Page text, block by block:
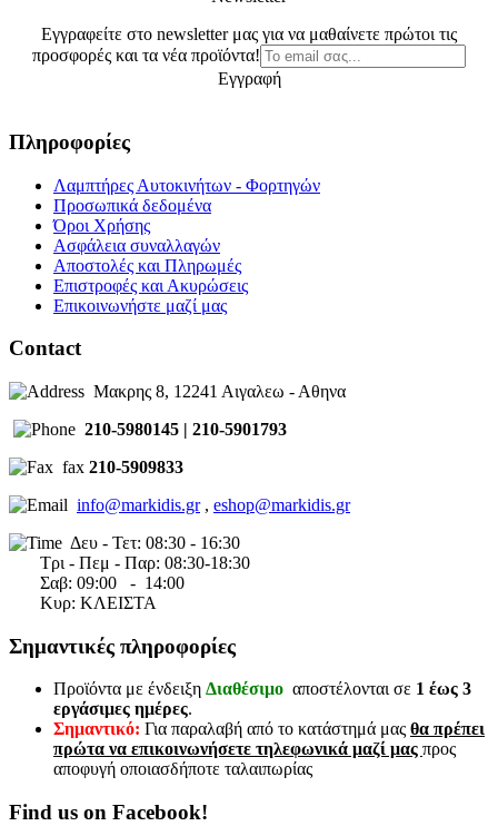
Εγγραφείτε στο newsletter μας για να μαθαίνετε πρώτοι τις
προσφορές και τα νέα προϊόντα!
Εγγραφή
Πληροφορίες
Λαμπτήρες Αυτοκινήτων - Φορτηγών
Προσωπικά δεδομένα
Όροι Χρήσης
Ασφάλεια συναλλαγών
Αποστολές και Πληρωμές
Επιστροφές και Ακυρώσεις
Επικοινωνήστε μαζί μας
Contact
Μακρης 8, 12241 Αιγαλεω - Αθηνα
210-5980145 | 210-5901793
fax 210-5909833
info@markidis.gr, eshop@markidis.gr
Δευ - Τετ: 08:30 - 16:30
Τρι - Πεμ - Παρ: 08:30-18:30
Σαβ: 09:00 - 14:00
Κυρ: ΚΛΕΙΣΤΑ
Σημαντικές πληροφορίες
Προϊόντα με ένδειξη Διαθέσιμο αποστέλονται σε 1 έως 3
εργάσιμες ημέρες.
Σημαντικό: Για παραλαβή από το κατάστημά μας θα πρέπει
πρώτα να επικοινωνήσετε τηλεφωνικά μαζί μας προς
αποφυγή οποιασδήποτε ταλαιπωρίας
Find us on Facebook!